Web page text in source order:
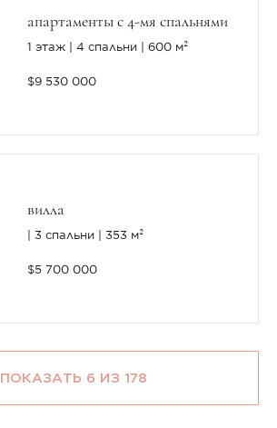
апартаменты с 4-мя спальнями
1 этаж 4 спальни 600 м²
$9 530 000
вилла
3 спальни 353 м²
$5 700 000
ПОКАЗАТЬ 6 ИЗ 178